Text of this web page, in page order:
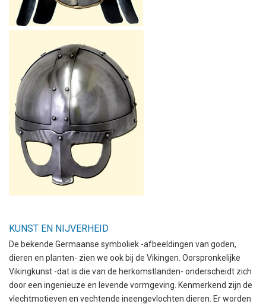
KUNST EN NIJVERHEID
De bekende Germaanse symboliek -afbeeldingen van goden,
dieren en planten- zien we ook bij de Vikingen. Oorspronkelijke
Vikingkunst -dat is die van de herkomstlanden- onderscheidt zich
door een ingenieuze en levende vormgeving. Kenmerkend zijn de
vlechtmotieven en vechtende ineengevlochten dieren. Er worden